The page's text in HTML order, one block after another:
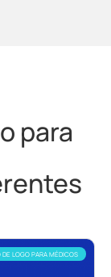
para
DE LOGO PARA MÉDICOS